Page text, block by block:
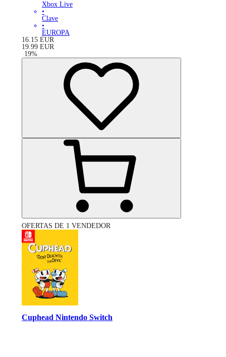
Xbox Live
•
Clave
•
EUROPA
16.15 EUR
19.99 EUR
-19%
OFERTAS DE 1 VENDEDOR
Cuphead Nintendo Switch